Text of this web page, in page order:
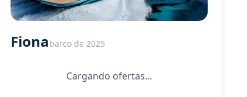
Fionabarco de 2025
Cargando ofertas...